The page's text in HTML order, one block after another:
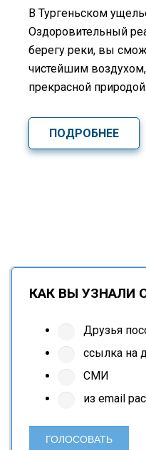
В Тургеньском
Оздоровительный
берегу реки, вы
чистейшим
прекрасной
ПОДРОБНЕЕ
КАК ВЫ УЗНАЛИ
Друзья
ссылка на
СМИ
из email